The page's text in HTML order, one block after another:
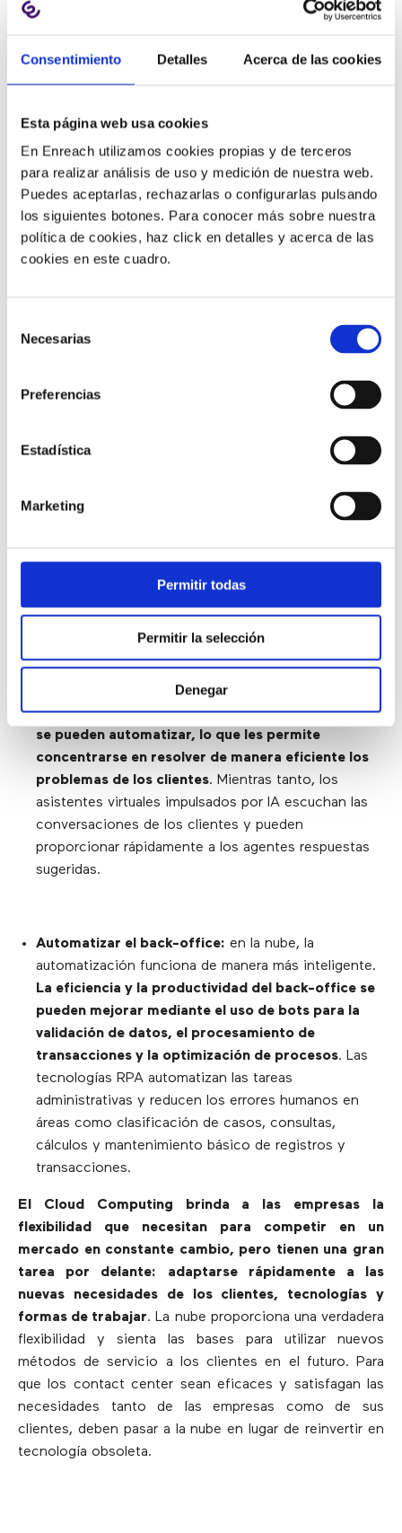
Consentimiento Detalles Acerca de las cookies
Esta página web usa cookies
En Enreach utilizamos cookies propias y de terceros
para realizar análisis de uso y medición de nuestra web.
Puedes aceptarlas, rechazarlas o configurarlas pulsando
los siguientes botones. Para conocer más sobre nuestra
política de cookies, haz click en detalles y acerca de las
cookies en este cuadro.
Necesarias
Preferencias
Estadística
Marketing
Permitir todas
Permitir la selección
Denegar
para ser más flexibles y, al mismo tiempo, ahorrar
dinero, pero migrar a la nube es sólo la mitad del
proceso. Comprender cómo crear experiencias de
clientes y empleados de próxima generación habilitadas
por la tecnología en la nube es el verdadero beneficio.
¿Qué acciones se deberían tomar?
encontrar oportunidades de mejora en cada
más proactivas y personalizadas si se analiza cada
integra todos los sistemas que afectan la experiencia
Aumentar la eficiencia de los agentes:
center pueden utilizar tecnología sofisticada para
mejorar la eficiencia de los agentes en un entorno
de nube.Los escritorios y procesos de los agentes
se pueden automatizar, lo que les permite
concentrarse en resolver de manera eficiente los
problemas de los clientes. Mientras tanto, los
asistentes virtuales impulsados ​​por IA escuchan las
conversaciones de los clientes y pueden
proporcionar rápidamente a los agentes respuestas
sugeridas.
Automatizar el back-office: en la nube, la
automatización funciona de manera más inteligente.
La eficiencia y la productividad del back-office se
pueden mejorar mediante el uso de bots para la
validación de datos, el procesamiento de
transacciones y la optimización de procesos. Las
tecnologías RPA automatizan las tareas
administrativas y reducen los errores humanos en
áreas como clasificación de casos, consultas,
cálculos y mantenimiento básico de registros y
transacciones.
El Cloud Computing brinda a las empresas la
flexibilidad que necesitan para competir en un
mercado en constante cambio, pero tienen una gran
tarea por delante: adaptarse rápidamente a las
nuevas necesidades de los clientes, tecnologías y
formas de trabajar. La nube proporciona una verdadera
flexibilidad y sienta las bases para utilizar nuevos
métodos de servicio a los clientes en el futuro. Para
que los contact center sean eficaces y satisfagan las
necesidades tanto de las empresas como de sus
clientes, deben pasar a la nube en lugar de reinvertir en
tecnología obsoleta.